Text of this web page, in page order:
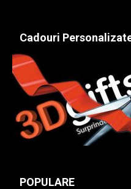
Cadouri
POPULARE